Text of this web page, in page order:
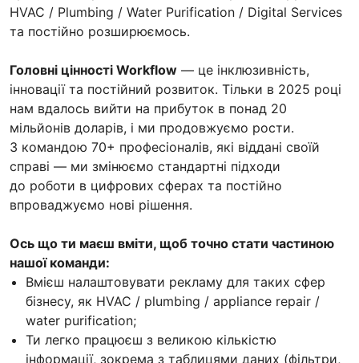
HVAC / Plumbing / Water Purification / Digital Services
та постійно розширюємось.
Головні цінності Workflow — це інклюзивність,
інновації та постійний розвиток. Тільки в 2025 році
нам вдалось вийти на прибуток в понад 20
мільйонів доларів, і ми продовжуємо рости.
З командою 70+ професіоналів, які віддані своїй
справі — ми змінюємо стандартні підходи
до роботи в цифрових сферах та постійно
впроваджуємо нові рішення.
Ось що ти маєш вміти, щоб точно стати частиною
нашої команди:
Вмієш налаштовувати рекламу для таких сфер
бізнесу, як HVAC / plumbing / appliance repair /
water purification;
Ти легко працюєш з великою кількістю
інформації, зокрема з таблицями даних (фільтри,